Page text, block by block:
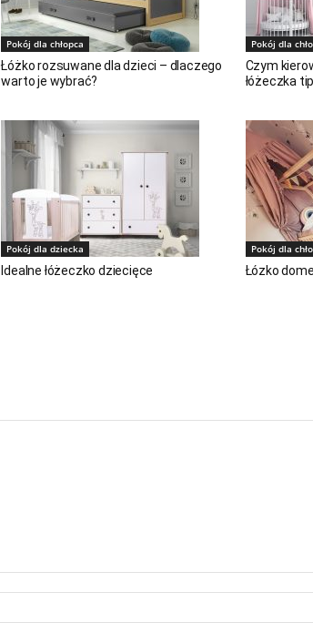
Pokój dla chłopca
Łóżko rozsuwane dla dzieci – dlaczego
warto je wybrać?
Pokój dla
Czym
łóżeczka
Pokój dla dziecka
Idealne łóżeczko dziecięce
Pokój dla
Łózko